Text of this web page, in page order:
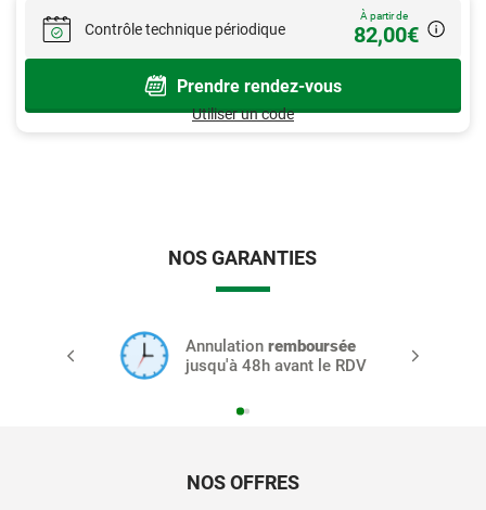
Contrôle technique périodique
À partir de
82,00€
Prendre rendez-vous
Utiliser un code
NOS GARANTIES
Annulationremboursée
jusqu'à 48h avant le RDV
NOS OFFRES